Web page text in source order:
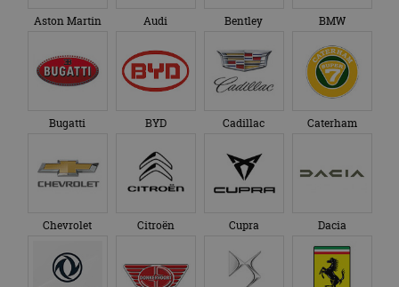
Aston Martin Audi Bentley BMW
Bugatti BYD Cadillac Caterham
Chevrolet Citroën Cupra Dacia